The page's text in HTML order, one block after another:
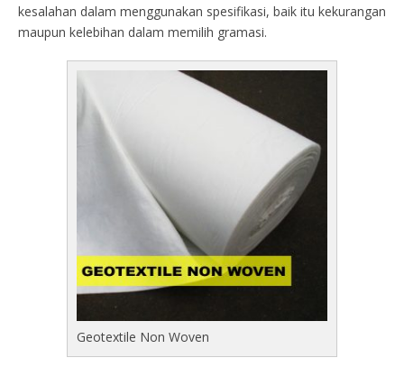
kesalahan dalam menggunakan spesifikasi, baik itu kekurangan
maupun kelebihan dalam memilih gramasi.
Geotextile Non Woven